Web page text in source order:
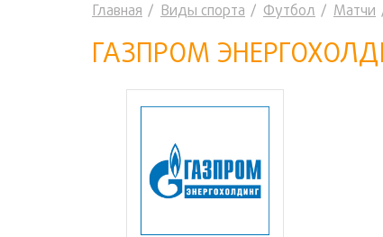
Главная Виды спорта Футбол Матчи
ГАЗПРОМ